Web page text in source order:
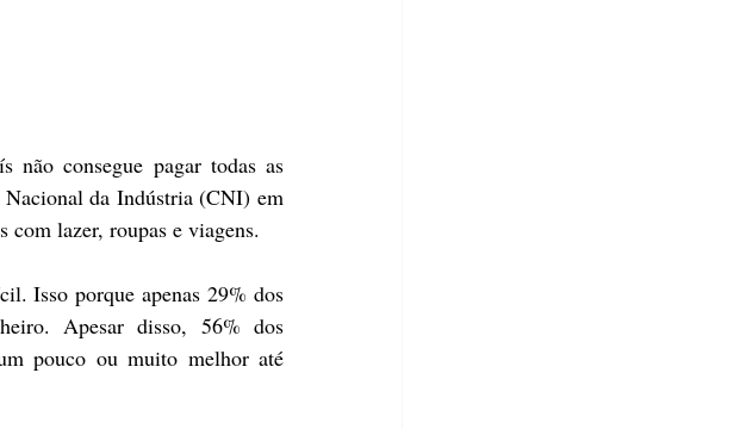
não consegue pagar todas as
Nacional da Indústria (CNI) em
com lazer, roupas e viagens.
Isso porque apenas 29% dos
Apesar disso, 56% dos
pouco ou muito melhor até